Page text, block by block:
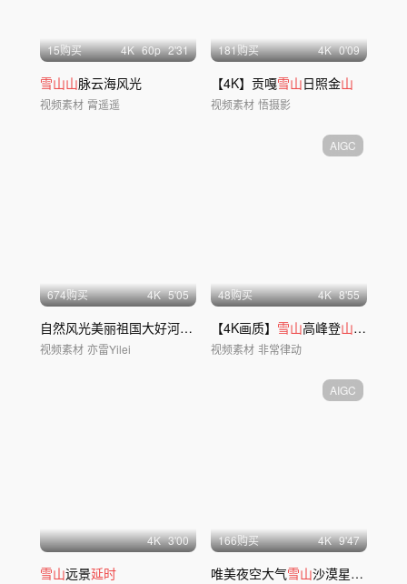
15购买 4K 60p 2'31
雪山山脉云海风光
视频素材 霄遥遥
181购买 4K 0'09
【4K】贡嘎雪山日照金山
视频素材 悟摄影
674购买 4K 5'05
自然风光美丽祖国大好河
山 美景风景航拍 延时
视频素材 亦雷Yilei
AIGC
48购买 4K 8'55
【4K画质】 雪山高峰登山攀登日
视频素材 非常律动
4K 3'00
雪山远景延时
AIGC
166购买 4K 9'47
唯美夜空大气雪山沙漠星轨银河